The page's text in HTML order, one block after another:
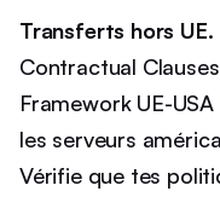
Transferts hors UE.
Contractual
Framework UE-
les serveurs
Vérifie que tes